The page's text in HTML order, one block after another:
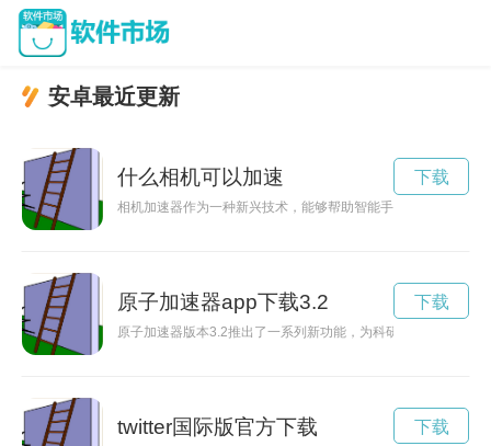
安卓最近更新
什么相机可以加速
相机加速器作为一种新兴技术，能够帮助智能手机的相机功能
下载
原子加速器app下载3.2
原子加速器版本3.2推出了一系列新功能，为科研工作者提供更
下载
twitter国际版官方下载 下载